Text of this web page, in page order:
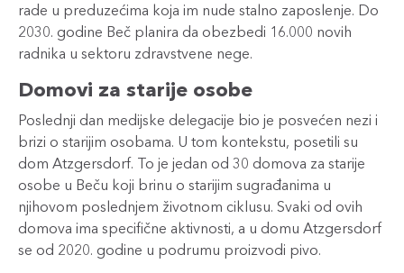
rade u preduzećima koja im nude stalno zaposlenje. Do
2030. godine Beč planira da obezbedi 16.000 novih
radnika u sektoru zdravstvene nege.
Domovi za starije osobe
Poslednji dan medijske delegacije bio je posvećen nezi i
brizi o starijim osobama. U tom kontekstu, posetili su
dom Atzgersdorf. To je jedan od 30 domova za starije
osobe u Beču koji brinu o starijim sugrađanima u
njihovom poslednjem životnom ciklusu. Svaki od ovih
domova ima specifične aktivnosti, a u domu Atzgersdorf
se od 2020. godine u podrumu proizvodi pivo.